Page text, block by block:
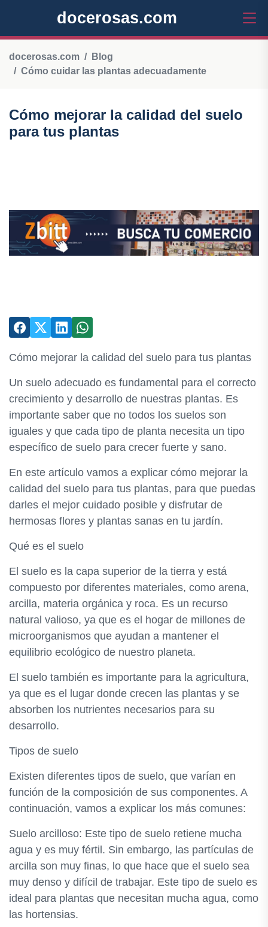
docerosas.com
docerosas.com
Blog
Cómo cuidar las plantas adecuadamente
Cómo mejorar la calidad del suelo
para tus plantas
Cómo mejorar la calidad del suelo para tus plantas
Un suelo adecuado es fundamental para el correcto
crecimiento y desarrollo de nuestras plantas. Es
importante saber que no todos los suelos son
iguales y que cada tipo de planta necesita un tipo
específico de suelo para crecer fuerte y sano.
En este artículo vamos a explicar cómo mejorar la
calidad del suelo para tus plantas, para que puedas
darles el mejor cuidado posible y disfrutar de
hermosas flores y plantas sanas en tu jardín.
Qué es el suelo
El suelo es la capa superior de la tierra y está
compuesto por diferentes materiales, como arena,
arcilla, materia orgánica y roca. Es un recurso
natural valioso, ya que es el hogar de millones de
microorganismos que ayudan a mantener el
equilibrio ecológico de nuestro planeta.
El suelo también es importante para la agricultura,
ya que es el lugar donde crecen las plantas y se
absorben los nutrientes necesarios para su
desarrollo.
Tipos de suelo
Existen diferentes tipos de suelo, que varían en
función de la composición de sus componentes. A
continuación, vamos a explicar los más comunes:
Suelo arcilloso: Este tipo de suelo retiene mucha
agua y es muy fértil. Sin embargo, las partículas de
arcilla son muy finas, lo que hace que el suelo sea
muy denso y difícil de trabajar. Este tipo de suelo es
ideal para plantas que necesitan mucha agua, como
las hortensias.